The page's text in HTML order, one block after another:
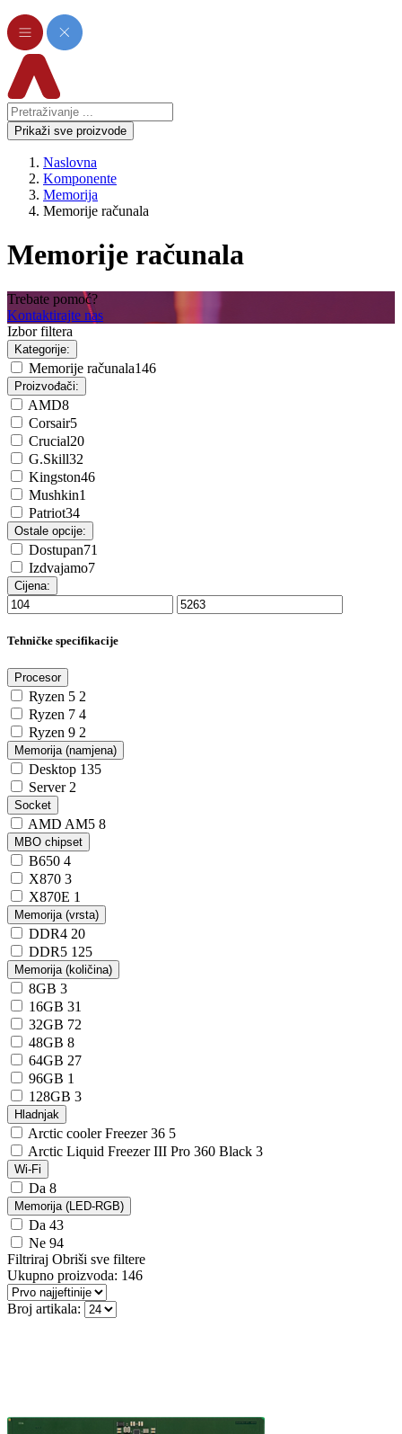
Prikaži sve proizvode
Naslovna
Komponente
Memorija
Memorije računala
Memorije računala
Trebate pomoć?
Kontaktirajte nas
Izbor filtera
Kategorije:
Memorije računala146
Proizvođači:
AMD8
Corsair5
Crucial20
G.Skill32
Kingston46
Mushkin1
Patriot34
Ostale opcije:
Dostupan71
Izdvajamo7
Cijena:
Tehničke specifikacije
Procesor
Ryzen 5 2
Ryzen 7 4
Ryzen 9 2
Memorija (namjena)
Desktop 135
Server 2
Socket
AMD AM5 8
MBO chipset
B650 4
X870 3
X870E 1
Memorija (vrsta)
DDR4 20
DDR5 125
Memorija (količina)
8GB 3
16GB 31
32GB 72
48GB 8
64GB 27
96GB 1
128GB 3
Hladnjak
Arctic cooler Freezer 36 5
Arctic Liquid Freezer III Pro 360 Black 3
Wi-Fi
Da 8
Memorija (LED-RGB)
Da 43
Ne 94
Filtriraj Obriši sve filtere
Ukupno proizvoda: 146
Broj artikala: